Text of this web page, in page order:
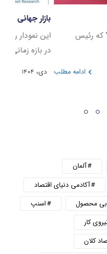
سلامت" که رئیس
ادامه مطلب
آلمان
آکادمی دنیای اقتصاد
محصول
اسنپ
کار
کلان